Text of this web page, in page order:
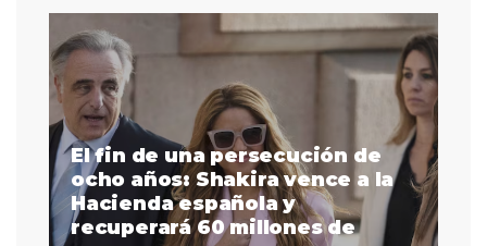
El fin de una persecución de
ocho años: Shakira vence a la
Hacienda española y
recuperará 60 millones de